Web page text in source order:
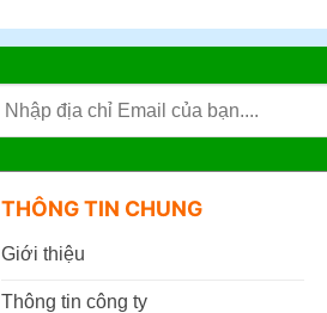
THÔNG TIN CHUNG
Giới thiệu
Thông tin công ty